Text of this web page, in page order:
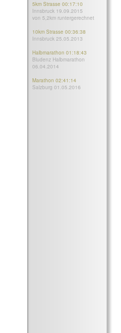
5km Strasse 00:17:10
Innsbruck 19.09.2015
von 5,2km runtergerechnet
10km Strasse 00:36:38
Innsbruck 25.05.2013
Halbmarathon 01:18:43
Bludenz Halbmarathon
06.04.2014
Marathon 02:41:14
Salzburg 01.05.2016